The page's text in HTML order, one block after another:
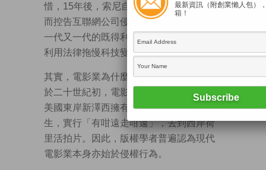
惜，15年後，索尼自己都拍電影了，卻反
而控告互聯網公司侵權分發音樂和視像。
一代又一代的既得利益者，總是最快懂得
利用法律拖慢科技變革。
其實，電影業為什麼會落戶荷里活？原來
於二十世紀初，電影製作人為了逃避身處
美國東岸新澤西擁有電影技術專利的愛迪
生，實行「有咁遠走咁遠」，去到西岸荷
里活拍片。因此，版權學者普遍認為現代
電影業本身亦始於侵權行為。
最新資訊（附創業懶人包）
箱！